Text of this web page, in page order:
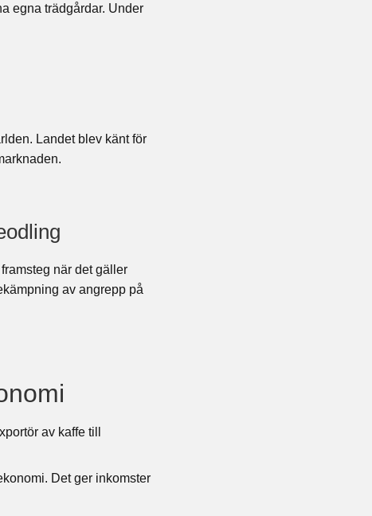
egna trädgårdar. Under
Landet blev känt för
när det gäller
av angrepp på
av kaffe till
Det ger inkomster